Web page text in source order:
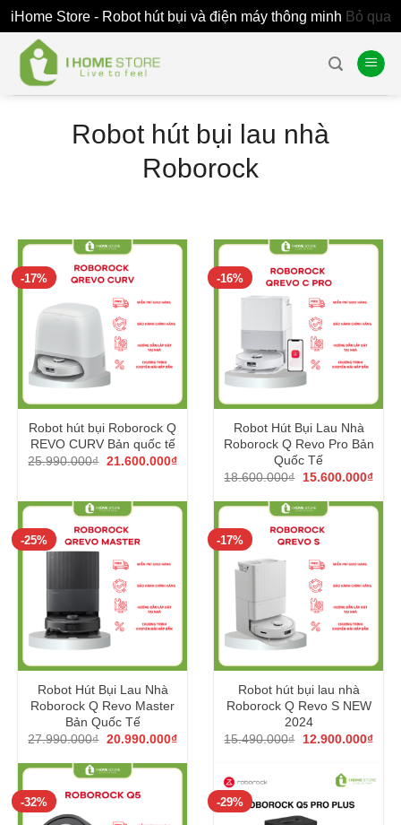
iHome Store - Robot hút bụi và điện máy thông minh Bỏ qua
content
Robot hút bụi lau nhà
Roborock
-17%
Robot hút bụi Roborock Q
REVO CURV Bản quốc tế
25.990.000₫ Giá
21.600.000₫Giá
21.600.000₫.
-16%
Robot Hút Bụi Lau Nhà
Roborock Q Revo Pro Bản
Quốc Tế
18.600.000₫ Giá
là:
18.600.000₫.
15.600.000₫Giá
tại
là:
-25%
Robot Hút Bụi Lau Nhà
Roborock Q Revo Master
Bản Quốc Tế
27.990.000₫ Giá
là:
27.990.000₫.
20.990.000₫Giá
tại
là:
20.990.000₫.
-17%
Robot hút bụi lau nhà
Roborock Q Revo S NEW
2024
15.490.000₫ Giá
15.490.000₫.
12.900.000₫Giá
là:
-32% -29%